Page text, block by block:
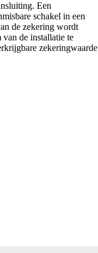
Een
schakel in een
de zekering wordt
van de installatie te
zekeringwaarde